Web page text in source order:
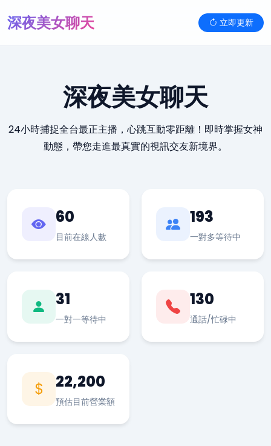
深夜美女聊天 立即更新
深夜美女聊天
24小時捕捉全台最正主播，心跳互動零距離！即時掌握女神
動態，帶您走進最真實的視訊交友新境界。
60
目前在線人數
193
一對多等待中
31
一對一等待中
130
通話/忙碌中
22,200
預估目前營業額